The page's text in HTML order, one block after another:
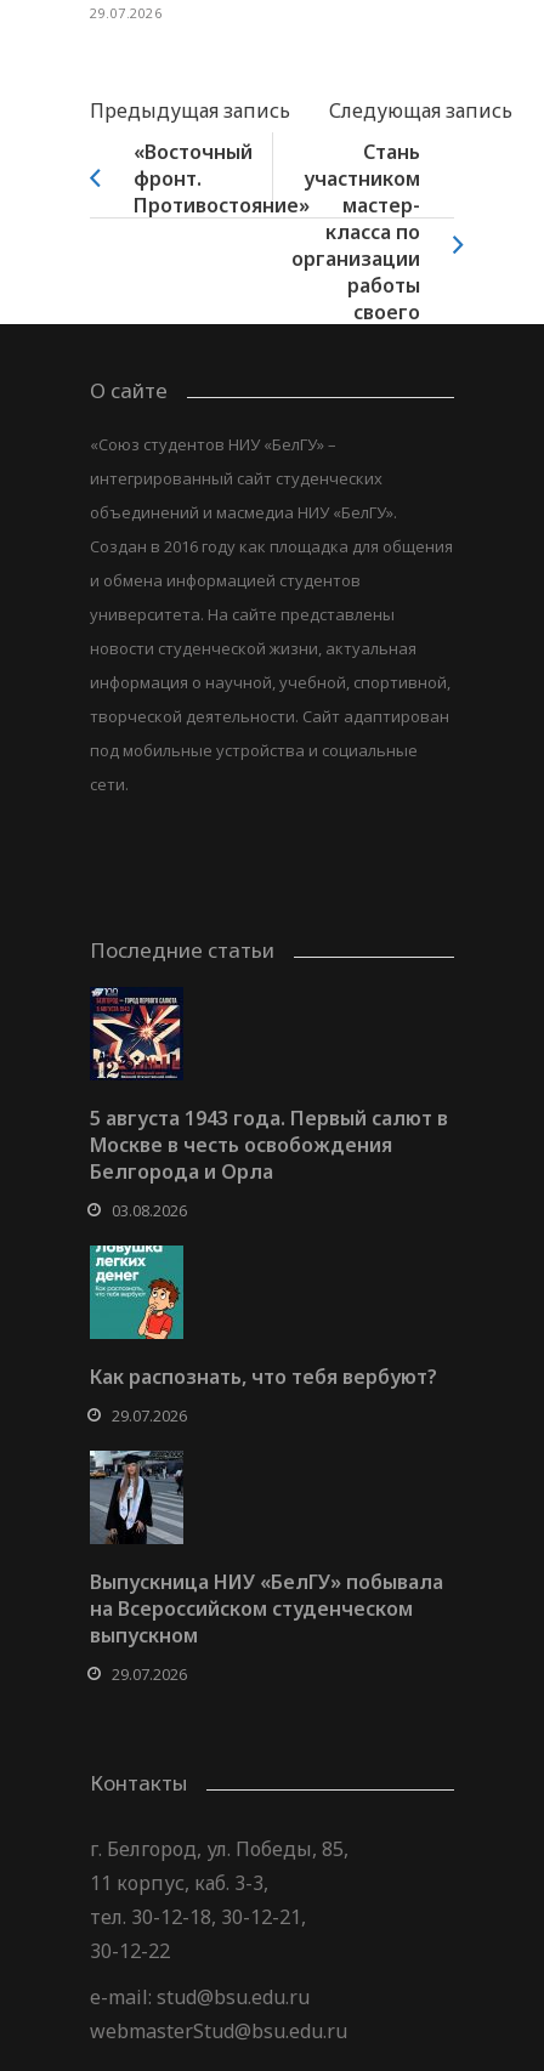
29.07.2026
Предыдущая запись
Следующая запись
«Восточный
фронт.
Противостояние»
Стань
участником
мастер-
класса по
организации
работы
своего
О сайте
«Союз студентов НИУ «БелГУ» –
интегрированный сайт студенческих
объединений и масмедиа НИУ «БелГУ».
Создан в 2016 году как площадка для общения
и обмена информацией студентов
университета. На сайте представлены
новости студенческой жизни, актуальная
информация о научной, учебной, спортивной,
творческой деятельности. Сайт адаптирован
под мобильные устройства и социальные
сети.
Последние статьи
5 августа 1943 года. Первый салют в
Москве в честь освобождения
Белгорода и Орла
03.08.2026
Как распознать, что тебя вербуют?
29.07.2026
Выпускница НИУ «БелГУ» побывала
на Всероссийском студенческом
выпускном
29.07.2026
Контакты
г. Белгород, ул. Победы, 85,
11 корпус, каб. 3-3,
тел. 30-12-18, 30-12-21,
30-12-22
e-mail: stud@bsu.edu.ru
webmasterStud@bsu.edu.ru